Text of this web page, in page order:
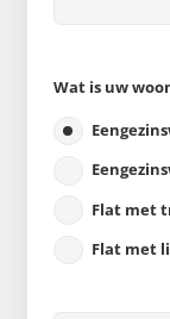
Wat is uw
Flat met
Flat met